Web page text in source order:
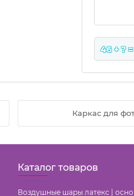
46 + ?
Каркас для
Каталог товаров
Воздушные шары латекс |